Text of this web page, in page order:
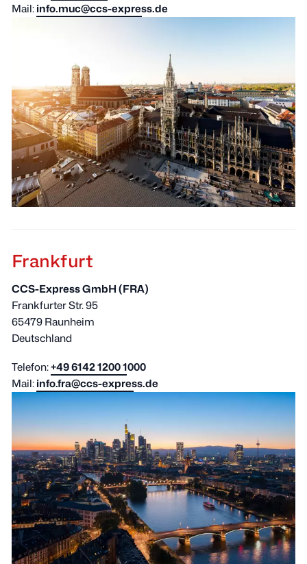
Mail: info.muc@ccs-express.de
Frankfurt
CCS-Express GmbH (FRA)
Frankfurter Str. 95
65479 Raunheim
Deutschland
Telefon:+49 6142 1200 1000
Mail: info.fra@ccs-express.de